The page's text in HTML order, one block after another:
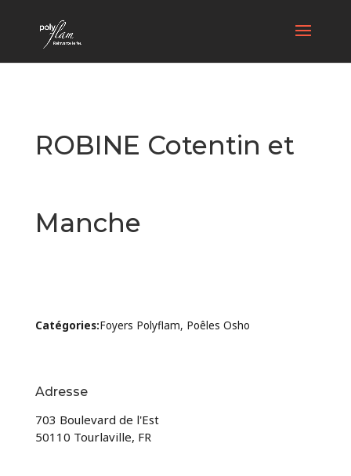
ROBINE Cotentin et
Manche
Catégories:Foyers Polyflam, Poêles Osho
Adresse
703 Boulevard de l'Est
50110 Tourlaville, FR